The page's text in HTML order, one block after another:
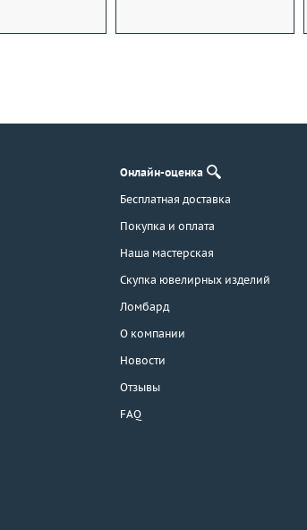
Онлайн-оценка
Бесплатная доставка
Покупка и оплата
Наша мастерская
Скупка ювелирных изделий
Ломбард
О компании
Новости
Отзывы
FAQ